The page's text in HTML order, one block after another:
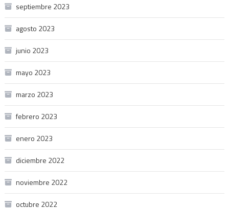
septiembre 2023
agosto 2023
junio 2023
mayo 2023
marzo 2023
febrero 2023
enero 2023
diciembre 2022
noviembre 2022
octubre 2022